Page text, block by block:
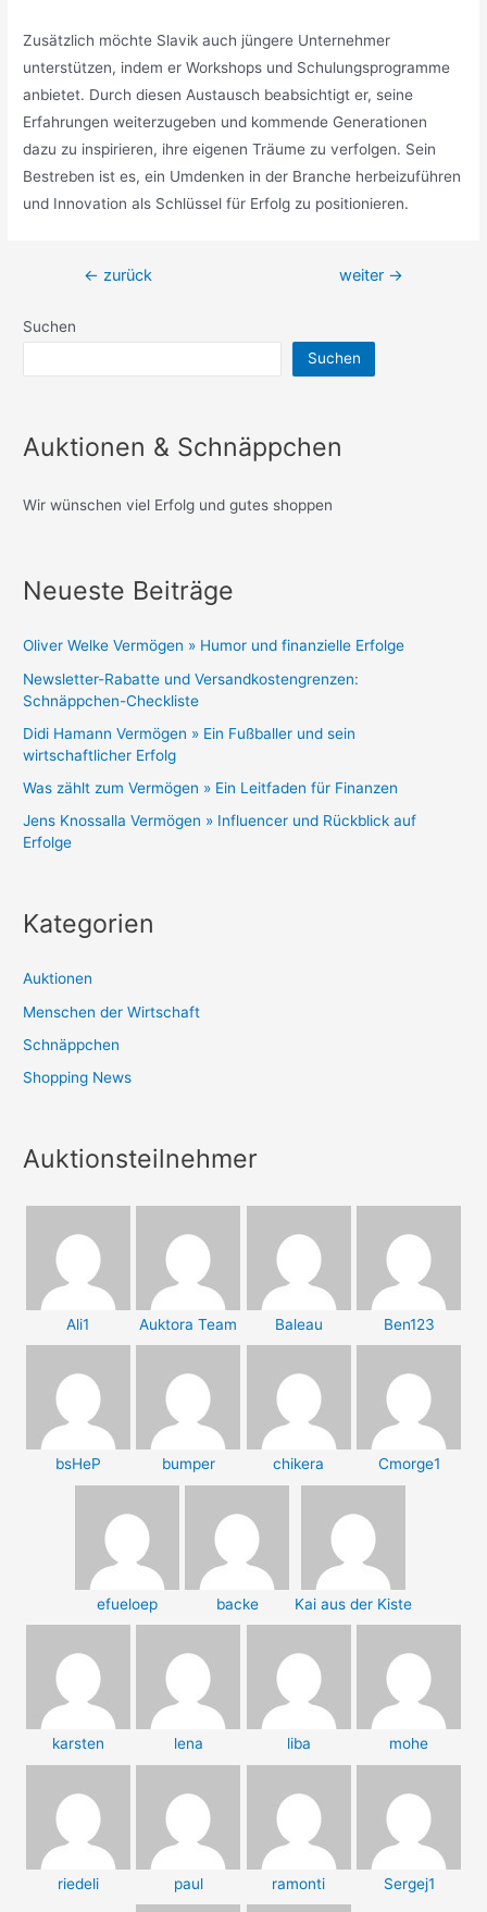
Zusätzlich möchte Slavik auch jüngere Unternehmer
unterstützen, indem er Workshops und Schulungsprogramme
anbietet. Durch diesen Austausch beabsichtigt er, seine
Erfahrungen weiterzugeben und kommende Generationen
dazu zu inspirieren, ihre eigenen Träume zu verfolgen. Sein
Bestreben ist es, ein Umdenken in der Branche herbeizuführen
und Innovation als Schlüssel für Erfolg zu positionieren.
Beitragsnavigation
← zurück weiter →
Suchen
Suchen
Auktionen & Schnäppchen
Wir wünschen viel Erfolg und gutes shoppen
Neueste Beiträge
Oliver Welke Vermögen » Humor und finanzielle Erfolge
Newsletter-Rabatte und Versandkostengrenzen:
Schnäppchen-Checkliste
Didi Hamann Vermögen » Ein Fußballer und sein
wirtschaftlicher Erfolg
Was zählt zum Vermögen » Ein Leitfaden für Finanzen
Jens Knossalla Vermögen » Influencer und Rückblick auf
Erfolge
Kategorien
Auktionen
Menschen der Wirtschaft
Schnäppchen
Shopping News
Auktionsteilnehmer
Ali1 Auktora Team Baleau Ben123
bsHeP bumper chikera Cmorge1
efueloep backe Kai aus der Kiste
karsten lena liba mohe
riedeli paul ramonti Sergej1